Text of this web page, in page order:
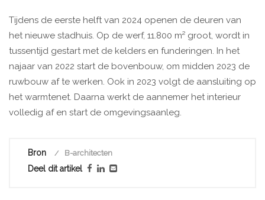
Tijdens de eerste helft van 2024 openen de deuren van
het nieuwe stadhuis. Op de werf, 11.800 m² groot, wordt in
tussentijd gestart met de kelders en funderingen. In het
najaar van 2022 start de bovenbouw, om midden 2023 de
ruwbouw af te werken. Ook in 2023 volgt de aansluiting op
het warmtenet. Daarna werkt de aannemer het interieur
volledig af en start de omgevingsaanleg.
Bron B-architecten
Deel dit artikel